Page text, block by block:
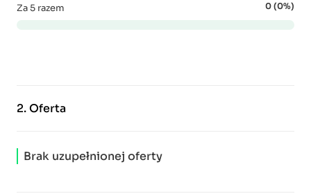
Za 5 razem 0 (0%)
2.Oferta
Brak uzupełnionej oferty